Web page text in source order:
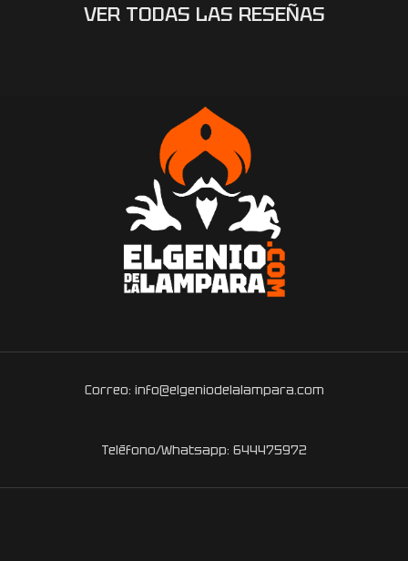
VER TODAS LAS RESEÑAS
Correo: info@elgeniodelalampara.com
Teléfono/Whatsapp: 644475972